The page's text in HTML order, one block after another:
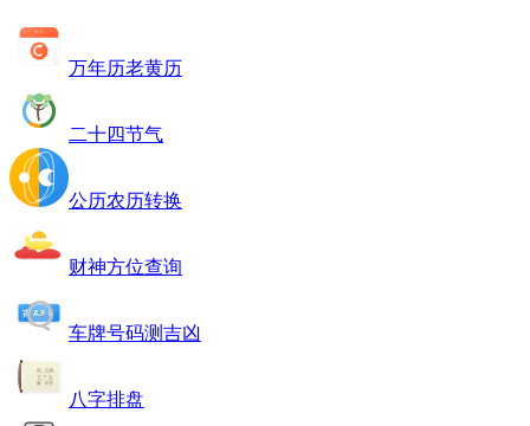
万年历老黄历
二十四节气
公历农历转换
财神方位查询
车牌号码测吉凶
八字排盘